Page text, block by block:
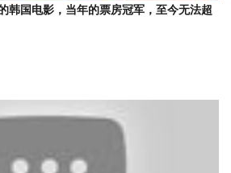
韩国电影，当年的票房冠军，至今无法超